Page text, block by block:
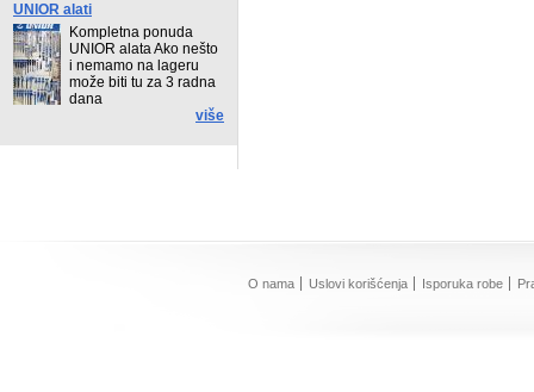
UNIOR alati
Kompletna ponuda
UNIOR alata Ako nešto
i nemamo na lageru
može biti tu za 3 radna
dana
više
O nama Uslovi korišćenja Isporuka robe